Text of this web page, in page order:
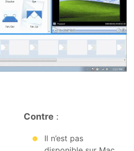
Contre :
Il n’est pas